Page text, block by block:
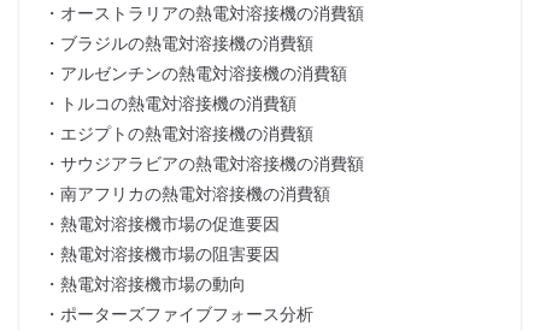
・オーストラリアの熱電対溶接機の消費額
・ブラジルの熱電対溶接機の消費額
・アルゼンチンの熱電対溶接機の消費額
・トルコの熱電対溶接機の消費額
・エジプトの熱電対溶接機の消費額
・サウジアラビアの熱電対溶接機の消費額
・南アフリカの熱電対溶接機の消費額
・熱電対溶接機市場の促進要因
・熱電対溶接機市場の阻害要因
・熱電対溶接機市場の動向
・ポーターズファイブフォース分析